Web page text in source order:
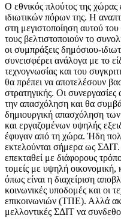
Ο εθνικός πλούτος της χώρας
ιδιωτικών πόρων της. Η
στη μεγιστοποίηση αυτού
τους βελτιστοποιούν το
οι συμπράξεις δημόσιου-
συνεισφέρει ανάλογα με το
τεχνογνωσίας και του
θα πρέπει να αποτελέσουν
στρατηγικής. Οι
την απασχόληση και θα
δημιουργική απασχόληση
και εργαζομένων υψηλής
έφυγαν από τη χώρα. Ήδη
εκτελούνται σήμερα ως
επεκταθεί με διάφορους
τομείς με υψηλή οικονομική,
όπως είναι η διαχείριση
κοινωνικές υποδομές και οι
επικοινωνιών (ΤΠΕ). Αλλά
μελλοντικές ΣΔΙΤ να